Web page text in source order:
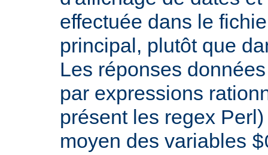
effectuée dans le
principal, plutôt que
Les réponses
par expressions
présent les regex
moyen des variables